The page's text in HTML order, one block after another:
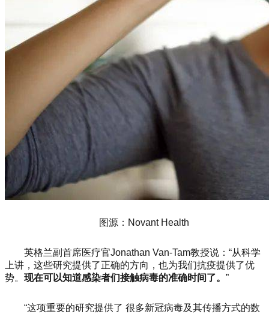
图源：Novant Health
英格兰副首席医疗官Jonathan Van-Tam教授说：“从科学
上讲，这些研究提供了正确的方向，也为我们抗疫提供了优
势。 现在可以知道感染者们接触病毒的准确时间了。 ”
“这项重要的研究提供了 很多新冠病毒及其传播方式的数